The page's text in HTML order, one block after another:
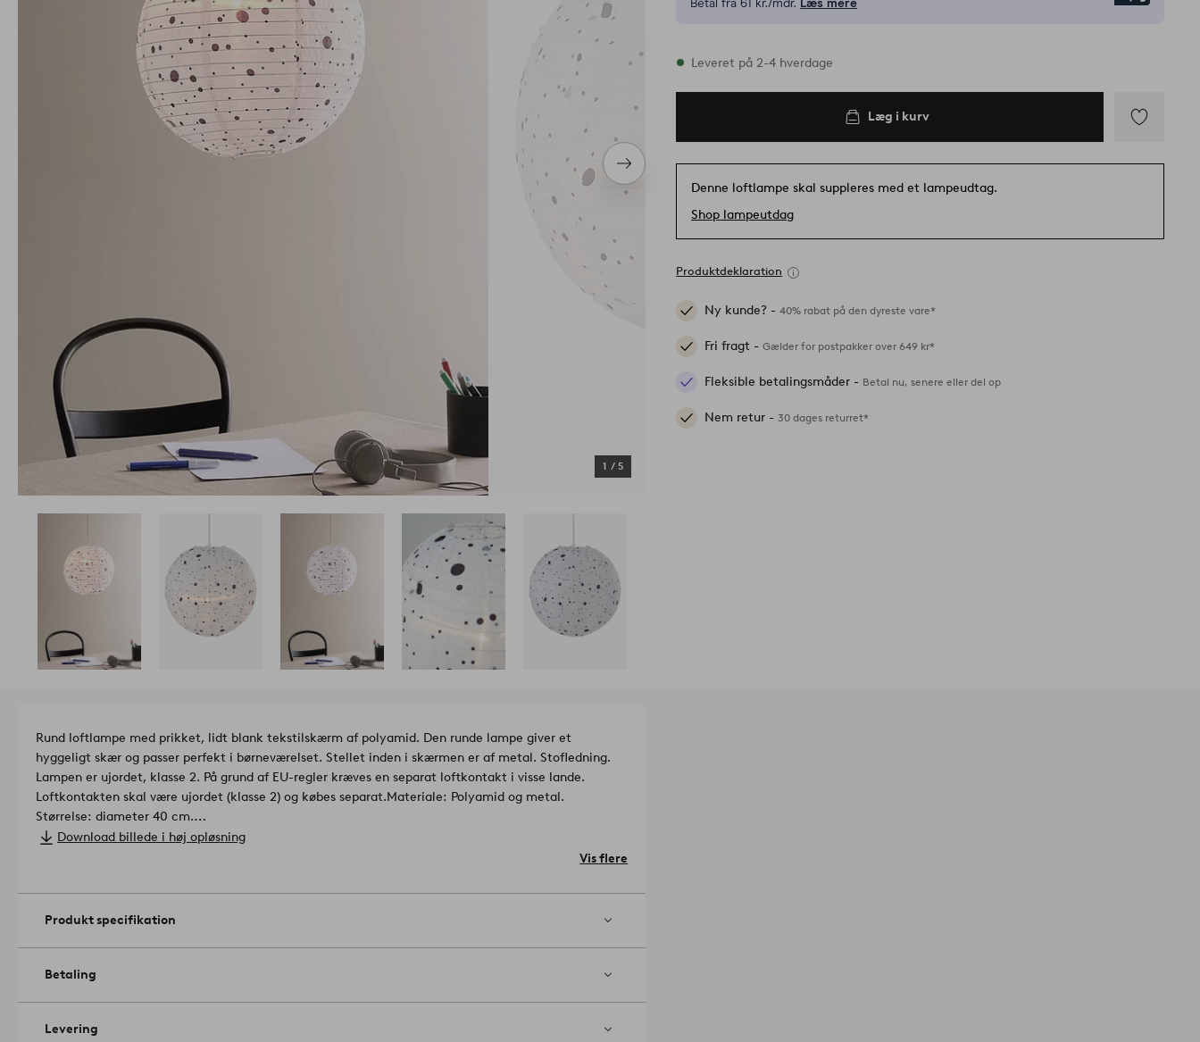
Næste
produkt
1 / 5
Betal fra 61 kr./mdr. Læs mere
På lager
Leveret på 2-4 hverdage
Læg i kurv
til
Denne loftlampe skal suppleres med et lampeudtag.
Shop lampeutdag
Produktdeklaration
Ny kunde? -40% rabat på den dyreste vare*
Fri fragt -Gælder for postpakker over 649 kr*
Fleksible betalingsmåder - Betal nu, senere eller del op
Nem retur -30 dages returret*
Rund loftlampe med prikket, lidt blank tekstilskærm af polyamid. Den runde lampe giver et
hyggeligt skær og passer perfekt i børneværelset. Stellet inden i skærmen er af metal. Stofledning.
Lampen er ujordet, klasse 2. På grund af EU-regler kræves en separat loftkontakt i visse lande.
Loftkontakten skal være ujordet (klasse 2) og købes separat.Materiale: Polyamid og metal.
Størrelse: diameter 40 cm.
Sokkel/pære: 1 stk. E27, maks. 25 W glødepære. Pære medfølger ikke.
Tip/råd: Lad prikket været et tema og match med prikket roll up-gardin, prikkede opbevaringsbokse
Download billede i høj opløsning
Vis flere
Produkt specifikation
Betaling
Levering